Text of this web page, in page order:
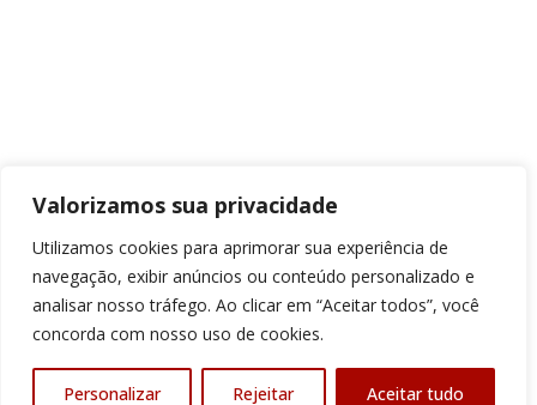
Valorizamos sua privacidade
Utilizamos cookies para aprimorar sua experiência de
navegação, exibir anúncios ou conteúdo personalizado e
analisar nosso tráfego. Ao clicar em “Aceitar todos”, você
concorda com nosso uso de cookies.
Personalizar Rejeitar Aceitar tudo